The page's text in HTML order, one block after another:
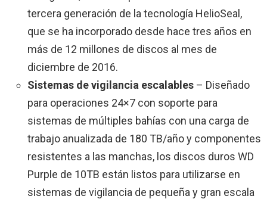
tercera generación de la tecnología HelioSeal,
que se ha incorporado desde hace tres años en
más de 12 millones de discos al mes de
diciembre de 2016.
Sistemas de vigilancia escalables – Diseñado
para operaciones 24×7 con soporte para
sistemas de múltiples bahías con una carga de
trabajo anualizada de 180 TB/año y componentes
resistentes a las manchas, los discos duros WD
Purple de 10TB están listos para utilizarse en
sistemas de vigilancia de pequeña y gran escala